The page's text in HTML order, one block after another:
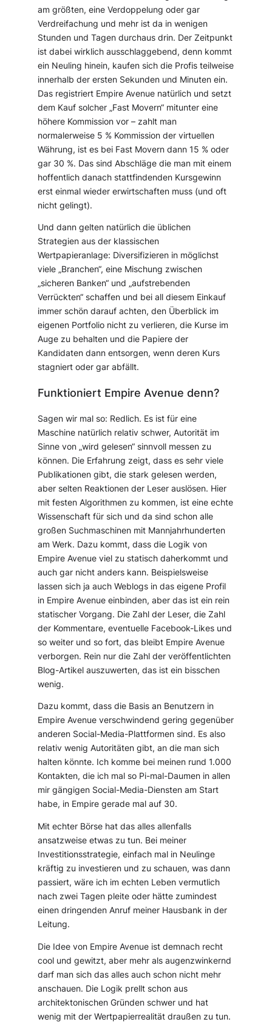
am größten, eine Verdoppelung oder gar
Verdreifachung und mehr ist da in wenigen
Stunden und Tagen durchaus drin. Der Zeitpunkt
ist dabei wirklich ausschlaggebend, denn kommt
ein Neuling hinein, kaufen sich die Profis teilweise
innerhalb der ersten Sekunden und Minuten ein.
Das registriert Empire Avenue natürlich und setzt
dem Kauf solcher „Fast Movern“ mitunter eine
höhere Kommission vor – zahlt man
normalerweise 5 % Kommission der virtuellen
Währung, ist es bei Fast Movern dann 15 % oder
gar 30 %. Das sind Abschläge die man mit einem
hoffentlich danach stattfindenden Kursgewinn
erst einmal wieder erwirtschaften muss (und oft
nicht gelingt).
Und dann gelten natürlich die üblichen
Strategien aus der klassischen
Wertpapieranlage: Diversifizieren in möglichst
viele „Branchen“, eine Mischung zwischen
„sicheren Banken“ und „aufstrebenden
Verrückten“ schaffen und bei all diesem Einkauf
immer schön darauf achten, den Überblick im
eigenen Portfolio nicht zu verlieren, die Kurse im
Auge zu behalten und die Papiere der
Kandidaten dann entsorgen, wenn deren Kurs
stagniert oder gar abfällt.
Funktioniert Empire Avenue denn?
Sagen wir mal so: Redlich. Es ist für eine
Maschine natürlich relativ schwer, Autorität im
Sinne von „wird gelesen“ sinnvoll messen zu
können. Die Erfahrung zeigt, dass es sehr viele
Publikationen gibt, die stark gelesen werden,
aber selten Reaktionen der Leser auslösen. Hier
mit festen Algorithmen zu kommen, ist eine echte
Wissenschaft für sich und da sind schon alle
großen Suchmaschinen mit Mannjahrhunderten
am Werk. Dazu kommt, dass die Logik von
Empire Avenue viel zu statisch daherkommt und
auch gar nicht anders kann. Beispielsweise
lassen sich ja auch Weblogs in das eigene Profil
in Empire Avenue einbinden, aber das ist ein rein
statischer Vorgang. Die Zahl der Leser, die Zahl
der Kommentare, eventuelle Facebook-Likes und
so weiter und so fort, das bleibt Empire Avenue
verborgen. Rein nur die Zahl der veröffentlichten
Blog-Artikel auszuwerten, das ist ein bisschen
wenig.
Dazu kommt, dass die Basis an Benutzern in
Empire Avenue verschwindend gering gegenüber
anderen Social-Media-Plattformen sind. Es also
relativ wenig Autoritäten gibt, an die man sich
halten könnte. Ich komme bei meinen rund 1.000
Kontakten, die ich mal so Pi-mal-Daumen in allen
mir gängigen Social-Media-Diensten am Start
habe, in Empire gerade mal auf 30.
Mit echter Börse hat das alles allenfalls
ansatzweise etwas zu tun. Bei meiner
Investitionsstrategie, einfach mal in Neulinge
kräftig zu investieren und zu schauen, was dann
passiert, wäre ich im echten Leben vermutlich
nach zwei Tagen pleite oder hätte zumindest
einen dringenden Anruf meiner Hausbank in der
Leitung.
Die Idee von Empire Avenue ist demnach recht
cool und gewitzt, aber mehr als augenzwinkernd
darf man sich das alles auch schon nicht mehr
anschauen. Die Logik prellt schon aus
architektonischen Gründen schwer und hat
wenig mit der Wertpapierrealität draußen zu tun.